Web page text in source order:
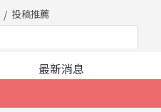
投稿推薦
最新消息